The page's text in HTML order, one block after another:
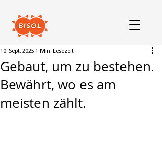
Gebaut, um zu bestehen.
Bewährt, wo es am
meisten zählt.
10. Sept. 2025 1 Min. Lesezeit